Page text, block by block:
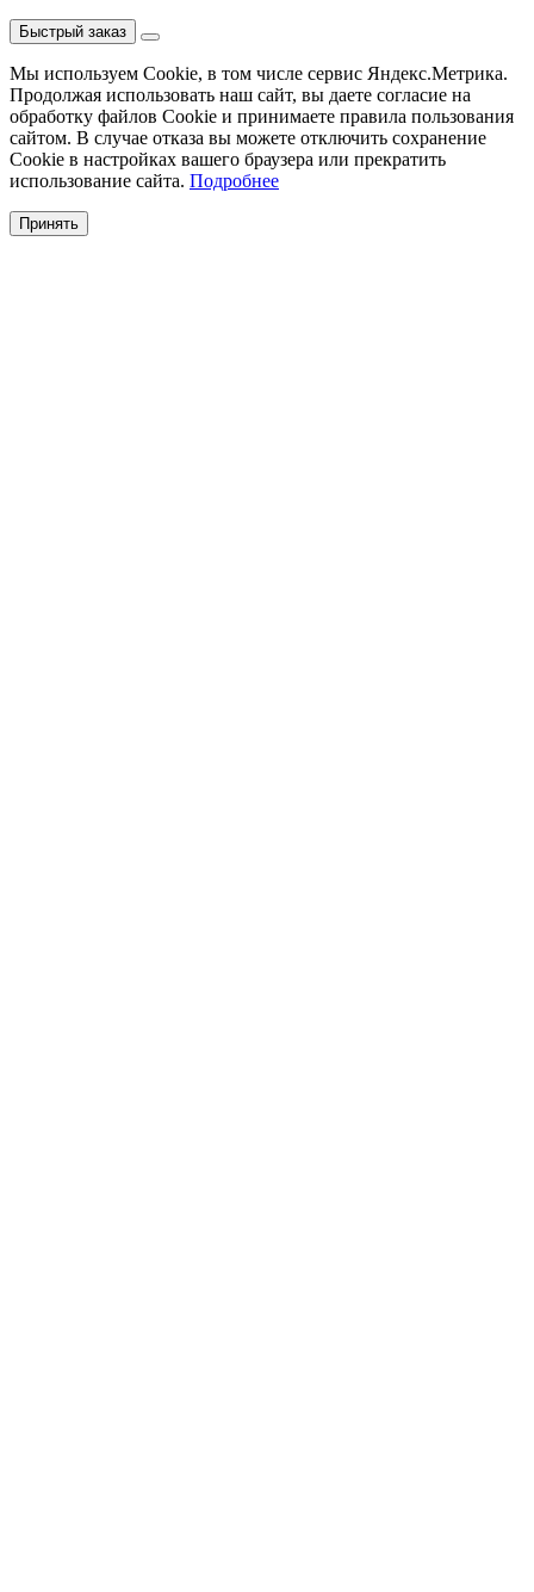
Быстрый заказ
Мы используем Cookie, в том числе сервис Яндекс.Метрика.
Продолжая использовать наш сайт, вы даете согласие на
обработку файлов Cookie и принимаете правила пользования
сайтом. В случае отказа вы можете отключить сохранение
Cookie в настройках вашего браузера или прекратить
использование сайта. Подробнее
Принять